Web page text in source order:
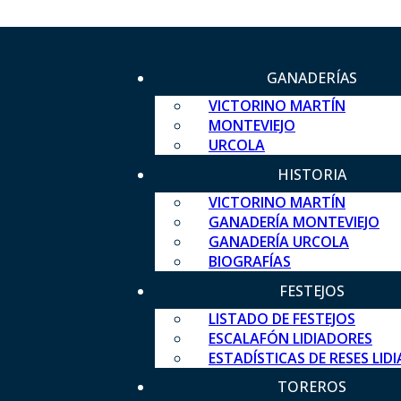
GANADERÍAS
VICTORINO MARTÍN
MONTEVIEJO
URCOLA
HISTORIA
VICTORINO MARTÍN
GANADERÍA MONTEVIEJO
GANADERÍA URCOLA
BIOGRAFÍAS
FESTEJOS
LISTADO DE FESTEJOS
ESCALAFÓN LIDIADORES
ESTADÍSTICAS DE RESES
TOREROS